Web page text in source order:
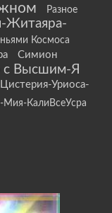
Разное
Житаяра-
Космоса
Симион
с Высшим-Я
Цистерия-Уриоса-
Мия-КалиВсеУсра